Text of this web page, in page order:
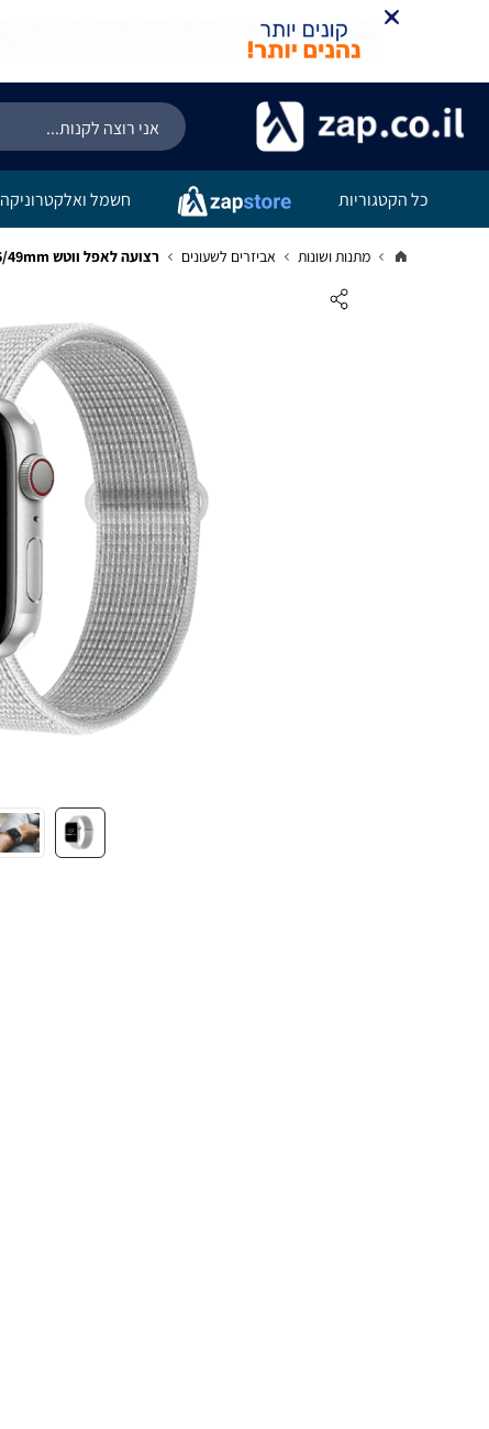
כל הקטגוריות חשמל ואלקטרוניקה
מתנות ושונות אביזרים לשעונים רצועה לאפל ווטש 44/45/46/49mm ניילון לבן